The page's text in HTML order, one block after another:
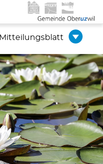
Mitteilungsblatt